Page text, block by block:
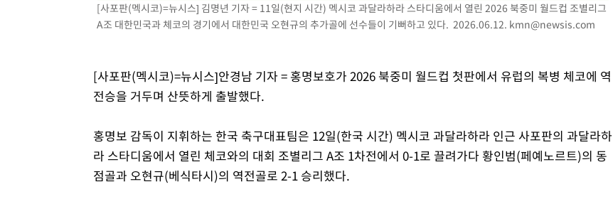
[사포판(멕시코)=뉴시스] 김명년 기자 = 11일(현지 시간) 멕시코 과달라하라 스타디움에서 열린 2026 북중미 월드컵 조별리그
A조 대한민국과 체코의 경기에서 대한민국 오현규의 추가골에 선수들이 기뻐하고 있다. 2026.06.12. kmn@newsis.com
[사포판(멕시코)=뉴시스]안경남 기자 = 홍명보호가 2026 북중미 월드컵 첫판에서 유럽의 복병 체코에 역
전승을 거두며 산뜻하게 출발했다.
홍명보 감독이 지휘하는 한국 축구대표팀은 12일(한국 시간) 멕시코 과달라하라 인근 사포판의 과달라하
라 스타디움에서 열린 체코와의 대회 조별리그 A조 1차전에서 0-1로 끌려가다 황인범(페예노르트)의 동
점골과 오현규(베식타시)의 역전골로 2-1 승리했다.